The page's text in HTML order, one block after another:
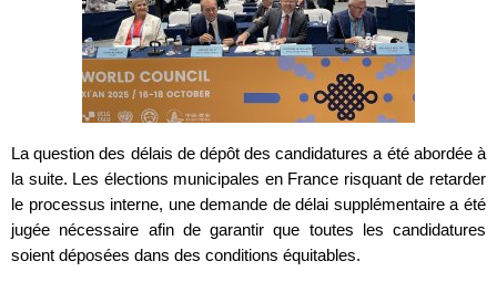
La question des délais de dépôt des candidatures a été abordée à
la suite. Les élections municipales en France risquant de retarder
le processus interne, une demande de délai supplémentaire a été
jugée nécessaire afin de garantir que toutes les candidatures
soient déposées dans des conditions équitables.